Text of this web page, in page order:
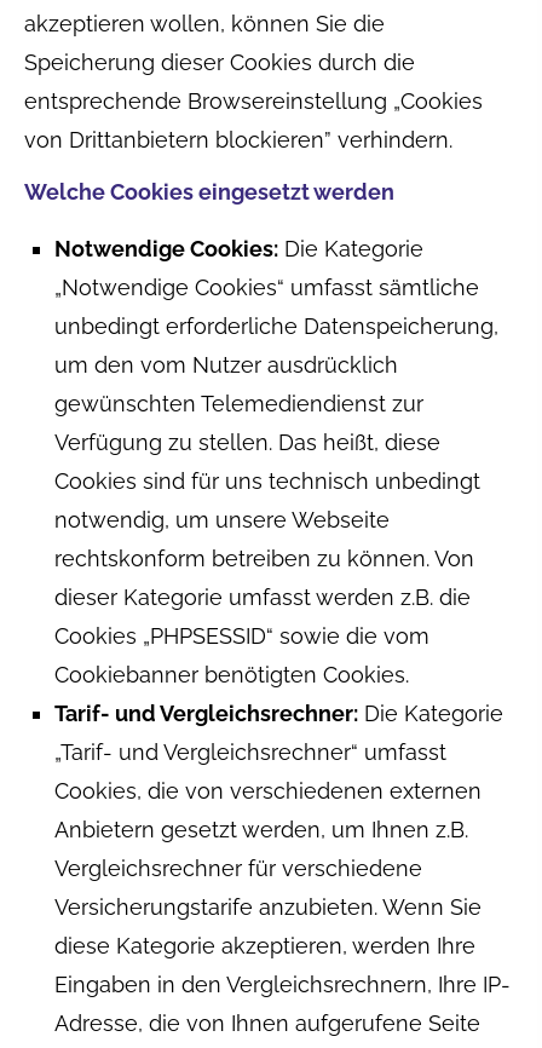
akzeptieren wollen, können Sie die
Speicherung dieser Cookies durch die
entsprechende Browsereinstellung „Cookies
von Drittanbietern blockieren” verhindern.
Welche Cookies eingesetzt werden
Notwendige Cookies: Die Kategorie
„Notwendige Cookies“ umfasst sämtliche
unbedingt erforderliche Datenspeicherung,
um den vom Nutzer ausdrücklich
gewünschten Telemediendienst zur
Verfügung zu stellen. Das heißt, diese
Cookies sind für uns technisch unbedingt
notwendig, um unsere Webseite
rechtskonform betreiben zu können. Von
dieser Kategorie umfasst werden z.B. die
Cookies „PHPSESSID“ sowie die vom
Cookiebanner benötigten Cookies.
Tarif- und Vergleichsrechner: Die Kategorie
„Tarif- und Vergleichsrechner“ umfasst
Cookies, die von verschiedenen externen
Anbietern gesetzt werden, um Ihnen z.B.
Vergleichsrechner für verschiedene
Versicherungstarife anzubieten. Wenn Sie
diese Kategorie akzeptieren, werden Ihre
Eingaben in den Vergleichsrechnern, Ihre IP-
Adresse, die von Ihnen aufgerufene Seite